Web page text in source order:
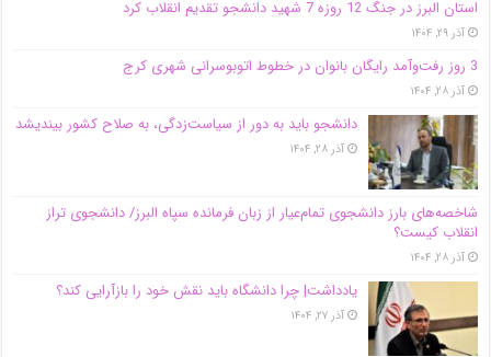
استان البرز در جنگ 12 روزه 7 شهید دانشجو تقدیم انقلاب کرد
آذر ۲۹, ۱۴۰۴
3 روز رفت‌وآمد رایگان بانوان در خطوط اتوبوسرانی شهری کرج
آذر ۲۸, ۱۴۰۴
دانشجو باید به دور از سیاست‌زدگی، به صلاح کشور بیندیشد
آذر ۲۸, ۱۴۰۴
شاخصه‌های بارز دانشجوی تمام‌عیار از زبان فرمانده سپاه البرز/ دانشجوی تراز
انقلاب کیست؟
آذر ۲۸, ۱۴۰۴
یادداشت| چرا دانشگاه باید نقش خود را بازآرایی کند؟
آذر ۲۷, ۱۴۰۴